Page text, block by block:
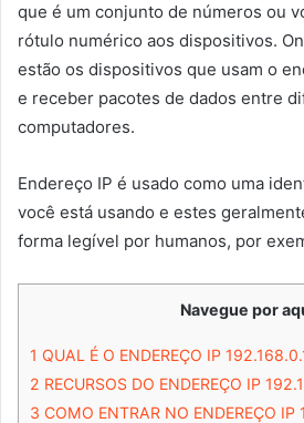
que é um conjunto de números ou
rótulo numérico aos dispositivos.
estão os dispositivos que usam o
e receber pacotes de dados entre
computadores.
Endereço IP é usado como uma
você está usando e estes
forma legível por humanos, por
Navegue por
1 QUAL É O ENDEREÇO IP
2 RECURSOS DO ENDEREÇO IP
3 COMO ENTRAR NO ENDEREÇO